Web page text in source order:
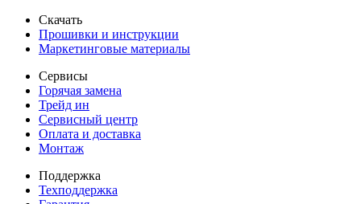
Скачать
Прошивки и инструкции
Маркетинговые материалы
Сервисы
Горячая замена
Трейд ин
Сервисный центр
Оплата и доставка
Монтаж
Поддержка
Техподдержка